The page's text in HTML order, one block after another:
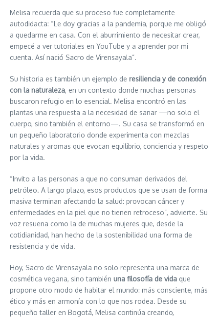
Melisa recuerda que su proceso fue completamente
autodidacta: “Le doy gracias a la pandemia, porque me obligó
a quedarme en casa. Con el aburrimiento de necesitar crear,
empecé a ver tutoriales en YouTube y a aprender por mi
cuenta. Así nació Sacro de Virensayala”.
Su historia es también un ejemplo de resiliencia y de conexión
con la naturaleza, en un contexto donde muchas personas
buscaron refugio en lo esencial. Melisa encontró en las
plantas una respuesta a la necesidad de sanar —no solo el
cuerpo, sino también el entorno—. Su casa se transformó en
un pequeño laboratorio donde experimenta con mezclas
naturales y aromas que evocan equilibrio, conciencia y respeto
por la vida.
“Invito a las personas a que no consuman derivados del
petróleo. A largo plazo, esos productos que se usan de forma
masiva terminan afectando la salud: provocan cáncer y
enfermedades en la piel que no tienen retroceso”, advierte. Su
voz resuena como la de muchas mujeres que, desde la
cotidianidad, han hecho de la sostenibilidad una forma de
resistencia y de vida.
Hoy, Sacro de Virensayala no solo representa una marca de
cosmética vegana, sino también una filosofía de vida que
propone otro modo de habitar el mundo: más consciente, más
ético y más en armonía con lo que nos rodea. Desde su
pequeño taller en Bogotá, Melisa continúa creando,